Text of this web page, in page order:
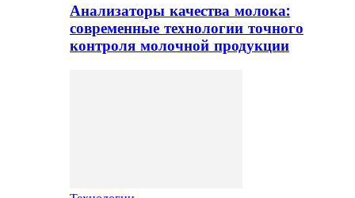
Анализаторы качества молока:
современные технологии точного
контроля молочной продукции